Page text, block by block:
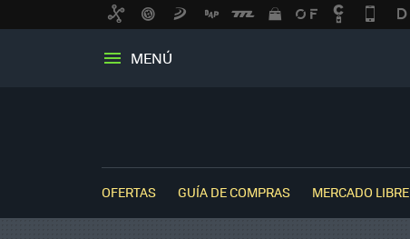
MENÚ
OFERTAS GUÍA DE COMPRAS MERCADO LIBRE